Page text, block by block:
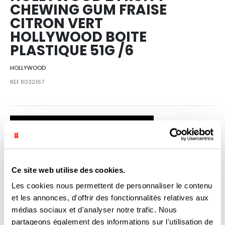
Ce site web utilise des cookies.
Les cookies nous permettent de personnaliser le contenu
et les annonces, d'offrir des fonctionnalités relatives aux
médias sociaux et d'analyser notre trafic. Nous
partageons également des informations sur l'utilisation de
CHEWING GUM FRAISE
CITRON VERT
HOLLYWOOD BOITE
PLASTIQUE 51G /6
HOLLYWOOD
REF.8032167
VENDU PAR: 6
INFORMATION